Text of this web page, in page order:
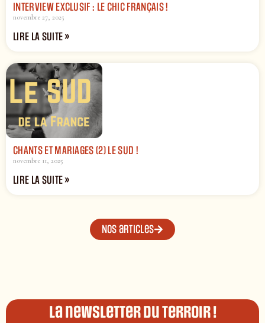
INTERVIEW EXCLUSIF : LE CHIC FRANÇAIS !
novembre 27, 2025
LIRE LA SUITE »
CHANTS ET MARIAGES (2) LE SUD !
novembre 11, 2025
LIRE LA SUITE »
Nos articles
La newsletter du terroir !